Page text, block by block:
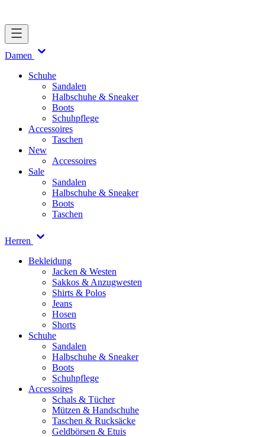
Damen
Schuhe
Sandalen
Halbschuhe & Sneaker
Boots
Schuhpflege
Accessoires
Taschen
New
Accessoires
Sale
Sandalen
Halbschuhe & Sneaker
Boots
Taschen
Herren
Bekleidung
Jacken & Westen
Sakkos & Anzugwesten
Shirts & Polos
Jeans
Hosen
Shorts
Schuhe
Sandalen
Halbschuhe & Sneaker
Boots
Schuhpflege
Accessoires
Schals & Tücher
Mützen & Handschuhe
Taschen & Rucksäcke
Geldbörsen & Etuis